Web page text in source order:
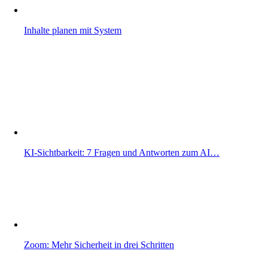
Inhalte planen mit System
KI-Sichtbarkeit: 7 Fragen und Antworten zum AI…
Zoom: Mehr Sicherheit in drei Schritten